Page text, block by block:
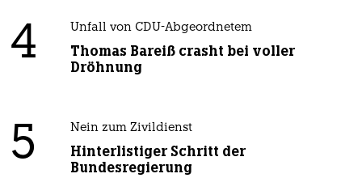
4 Unfall von CDU-Abgeordnetem
Thomas Bareiß crasht bei voller
Dröhnung
5 Nein zum Zivildienst
Hinterlistiger Schritt der
Bundesregierung